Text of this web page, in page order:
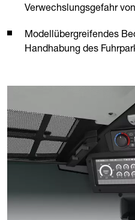
Verwechslungsgefahr
Modellübergreifendes
Handhabung des